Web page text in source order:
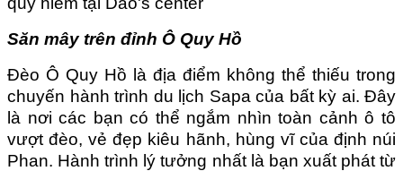
Săn mây trên đỉnh Ô Quy Hồ
Đèo Ô Quy Hồ là địa điểm không thể thiếu trong
chuyến hành trình du lịch Sapa của bất kỳ ai. Đây
là nơi các bạn có thể ngắm nhìn toàn cảnh ô tô
vượt đèo, vẻ đẹp kiêu hãnh, hùng vĩ của định núi
Phan. Hành trình lý tưởng nhất là bạn xuất phát từ